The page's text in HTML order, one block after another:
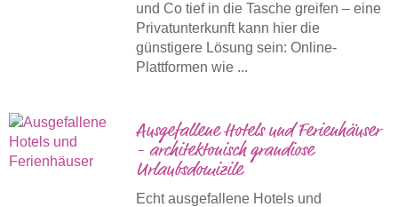
und Co tief in die Tasche greifen – eine
Privatunterkunft kann hier die
günstigere Lösung sein: Online-
Plattformen wie ...
Ausgefallene Hotels und Ferienhäuser
- architektonisch grandiose
Urlaubsdomizile
Echt ausgefallene Hotels und